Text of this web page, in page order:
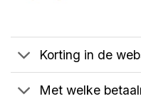
Korting in de
Met welke